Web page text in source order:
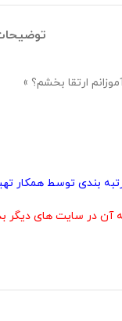
ارتقا بخشم؟ »
بندی توسط
سایت های دیگر